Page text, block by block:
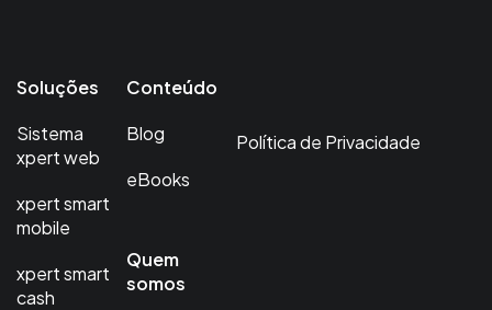
Soluções
Sistema
xpert web
xpert smart
mobile
xpert smart
cash
Conteúdo
Blog
eBooks
Quem
somos
Política de Privacidade